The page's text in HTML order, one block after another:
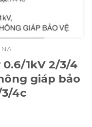
1kV 2/3/4
giáp bảo
3/4c